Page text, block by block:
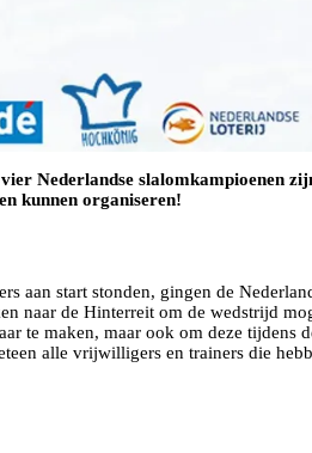
Nederlandse slalomkampioenen
kunnen organiseren!
aan start stonden, gingen de
naar de Hinterreit om de wedstrijd
te maken, maar ook om deze tijdens
alle vrijwilligers en trainers die